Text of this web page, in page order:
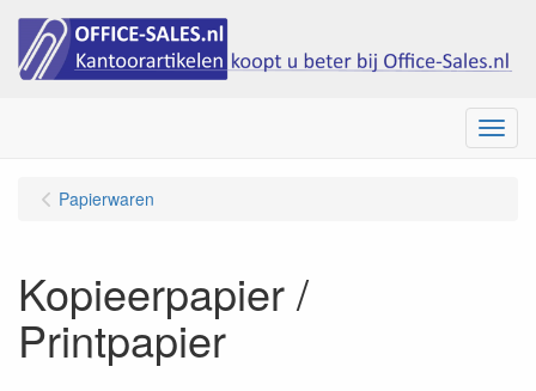
Menu
Papierwaren
Kopieerpapier /
Printpapier